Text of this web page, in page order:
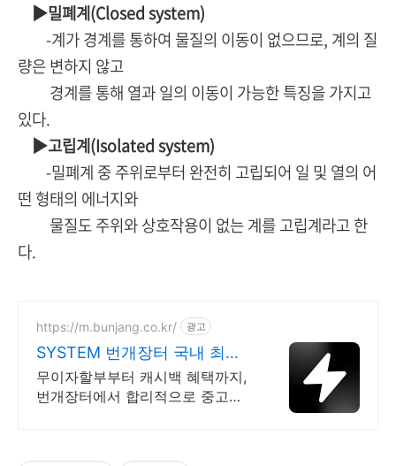
▶밀폐계(Closed system)
-계가 경계를 통하여 물질의 이동이 없으므로, 계의 질
량은 변하지 않고
경계를 통해 열과 일의 이동이 가능한 특징을 가지고
있다.
▶고립계(Isolated system)
-밀폐계 중 주위로부터 완전히 고립되어 일 및 열의 어
떤 형태의 에너지와
물질도 주위와 상호작용이 없는 계를 고립계라고 한
다.
https://m.bunjang.co.kr/ 광고
SYSTEM 번개장터 국내 최대
브랜드 중고거래
무이자할부부터 캐시백 혜택까지,
번개장터에서 합리적으로 중고거